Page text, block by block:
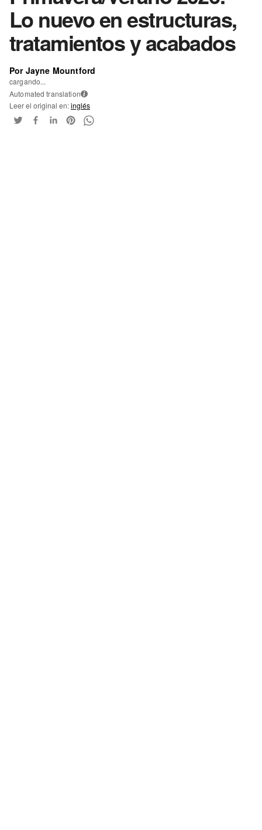
Lo nuevo en estructuras,
tratamientos y acabados
Por Jayne Mountford
cargando...
Automated translation i
Leer el original en:inglés